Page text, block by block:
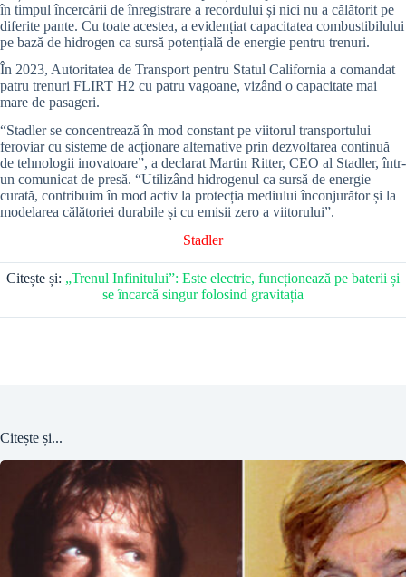
în timpul încercării de înregistrare a recordului și nici nu a călătorit pe
diferite pante. Cu toate acestea, a evidențiat capacitatea combustibilului
pe bază de hidrogen ca sursă potențială de energie pentru trenuri.
În 2023, Autoritatea de Transport pentru Statul California a comandat
patru trenuri FLIRT H2 cu patru vagoane, vizând o capacitate mai
mare de pasageri.
“Stadler se concentrează în mod constant pe viitorul transportului
feroviar cu sisteme de acționare alternative prin dezvoltarea continuă
de tehnologii inovatoare”, a declarat Martin Ritter, CEO al Stadler, într-
un comunicat de presă. “Utilizând hidrogenul ca sursă de energie
curată, contribuim în mod activ la protecția mediului înconjurător și la
modelarea călătoriei durabile și cu emisii zero a viitorului”.
Stadler
Citește și: „Trenul Infinitului”: Este electric, funcționează pe baterii și
se încarcă singur folosind gravitația
Citește și...